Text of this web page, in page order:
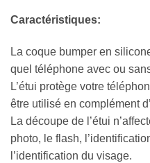
Caractéristiques:
La coque bumper en
quel téléphone avec ou
L’étui protège votre
être utilisé en complément
La découpe de l’étui
photo, le flash,
l’identification du visage.